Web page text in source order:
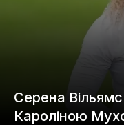
Серена Вільямс
Кароліною